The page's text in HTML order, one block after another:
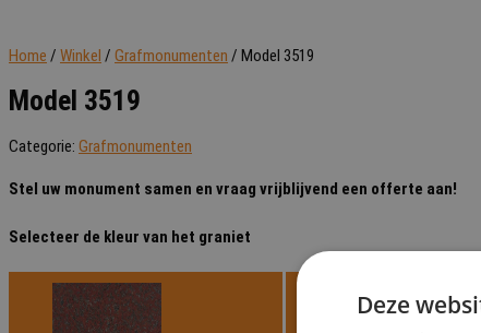
Home / Winkel / Grafmonumenten / Model 3519
Model 3519
Categorie: Grafmonumenten
Stel uw monument samen en vraag vrijblijvend een offerte aan!
Selecteer de kleur van het graniet
Deze